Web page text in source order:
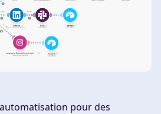
pour des